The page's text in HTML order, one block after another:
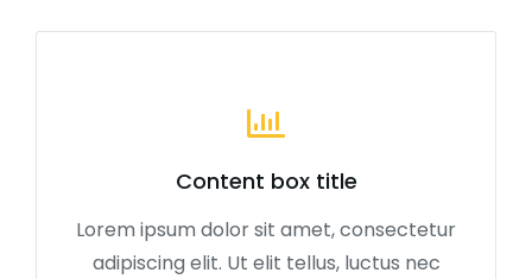
Content box title
Lorem ipsum dolor sit amet, consectetur
adipiscing elit. Ut elit tellus, luctus nec